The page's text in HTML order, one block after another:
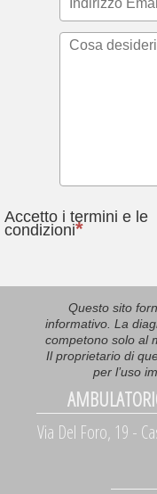
Accetto i termini e le
condizioni
Questo sito
informativo. La
competono solo al
Il proprietario di
per l’uso
Via Del Foro, 19 -